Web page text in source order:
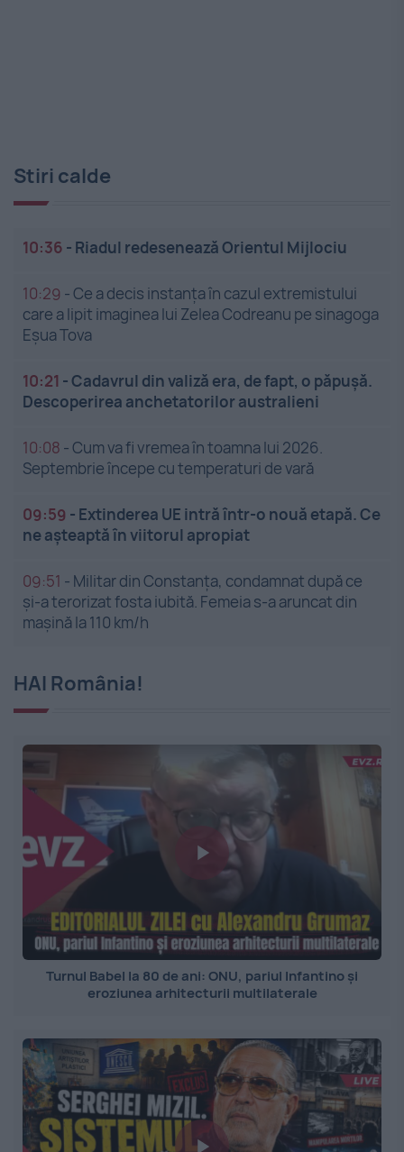
Stiri calde
10:36 - Riadul redesenează Orientul Mijlociu
10:29 -Ce a decis instanța în cazul extremistului
care a lipit imaginea lui Zelea Codreanu pe sinagoga
Eșua Tova
10:21 -Cadavrul din valiză era, de fapt, o păpușă.
Descoperirea anchetatorilor australieni
10:08 -Cum va fi vremea în toamna lui 2026.
Septembrie începe cu temperaturi de vară
09:59 - Extinderea UE intră într-o nouă etapă. Ce
ne așteaptă în viitorul apropiat
09:51 - Militar din Constanța, condamnat după ce
și-a terorizat fosta iubită. Femeia s-a aruncat din
mașină la 110 km/h
HAI România!
Turnul Babel la 80 de ani: ONU, pariul Infantino și
eroziunea arhitecturii multilaterale